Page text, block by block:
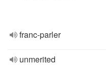
franc-parler
unmerited